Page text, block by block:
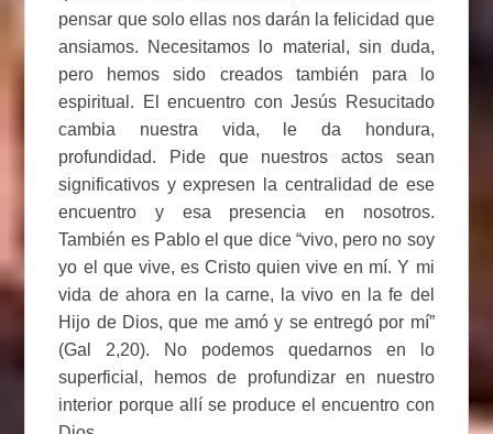
pensar que solo ellas nos darán la felicidad que
ansiamos. Necesitamos lo material, sin duda,
pero hemos sido creados también para lo
espiritual. El encuentro con Jesús Resucitado
cambia nuestra vida, le da hondura,
profundidad. Pide que nuestros actos sean
significativos y expresen la centralidad de ese
encuentro y esa presencia en nosotros.
También es Pablo el que dice “vivo, pero no soy
yo el que vive, es Cristo quien vive en mí. Y mi
vida de ahora en la carne, la vivo en la fe del
Hijo de Dios, que me amó y se entregó por mí”
(Gal 2,20). No podemos quedarnos en lo
superficial, hemos de profundizar en nuestro
interior porque allí se produce el encuentro con